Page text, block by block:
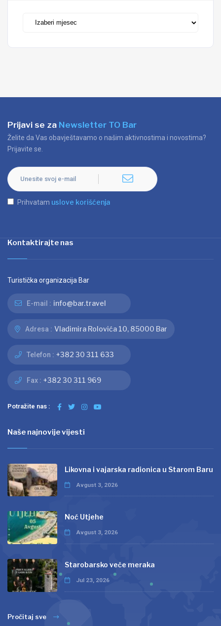
Prijavi se za Newsletter TO Bar
Želite da Vas obavještavamo o našim aktivnostima i novostima?
Prijavite se.
Prihvatam uslove korišćenja
Kontaktirajte nas
Turistička organizacija Bar
E-mail : info@bar.travel
Adresa : Vladimira Rolovića 10, 85000 Bar
Telefon : +382 30 311 633
Fax : +382 30 311 969
Potražite nas :
Naše najnovije vijesti
Likovna i vajarska radionica u Starom Baru
Avgust 3, 2026
Noć Utjehe
Avgust 3, 2026
Starobarsko veče meraka
Jul 23, 2026
Pročitaj sve